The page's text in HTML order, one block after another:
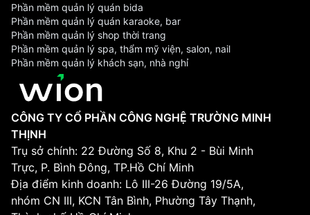
Phần mềm quản lý quán bida
Phần mềm quản lý quán karaoke, bar
Phần mềm quản lý shop thời trang
Phần mềm quản lý spa, thẩm mỹ viện, salon, nail
Phần mềm quản lý khách sạn, nhà nghỉ
CÔNG TY CỔ PHẦN CÔNG NGHỆ TRƯỜNG MINH
THỊNH
Trụ sở chính: 22 Đường Số 8, Khu 2 - Bùi Minh
Trực, P. Bình Đông, TP.Hồ Chí Minh
Địa điểm kinh doanh: Lô III-26 Đường 19/5A,
nhóm CN III, KCN Tân Bình, Phường Tây Thạnh,